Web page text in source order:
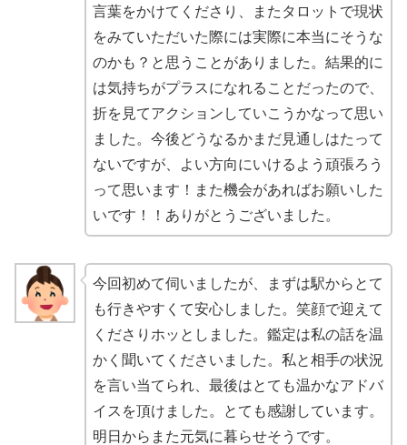
言葉をかけてくださり、またタロットで現状
をみていただいた際には実際に本当にそうな
のかも？と思うことがありました。結果的に
は気持ちがプラスになれることだったので、
折を見てアクションしていこうかなって思い
ました。今後どうなるかまだ見通しはたって
ないですが、よい方向にいけるよう頑張ろう
って思います！また機会があればお願いした
いです！！ありがとうございました。
今回初めて伺いましたが、まずは駅からとて
も行きやすくて安心しました。笑顔で迎えて
くださりホッとしました。鑑定は私の話を温
かく聞いてくださいました。私と相手の状況
を言い当てられ、最後はとても温かなアドバ
イスを頂けました。とても感謝しています。
明日からまた元気に暮らせそうです。